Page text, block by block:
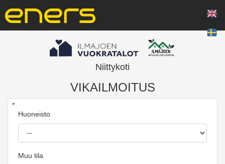
Niittykoti
VIKAILMOITUS
*
Huoneisto
Muu tila